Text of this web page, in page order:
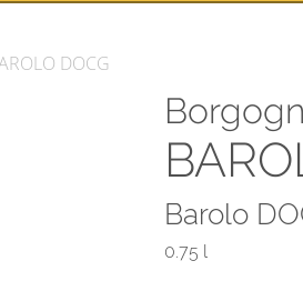
DOCG
Barolo
0.75 l